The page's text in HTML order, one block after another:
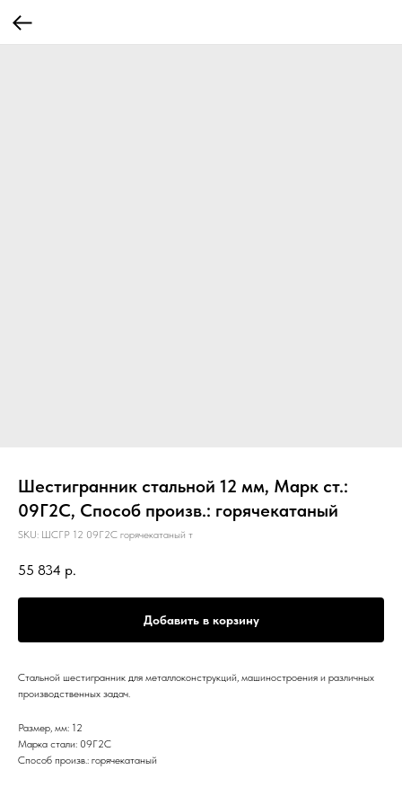
Шестигранник стальной 12 мм, Марк ст.:
09Г2С, Способ произв.: горячекатаный
SKU: ШСГР 12 09Г2С горячекатаный т
55 834 р.
Добавить в корзину
Стальной шестигранник для металлоконструкций, машиностроения и различных
производственных задач.
Размер, мм: 12
Марка стали: 09Г2С
Способ произв.: горячекатаный